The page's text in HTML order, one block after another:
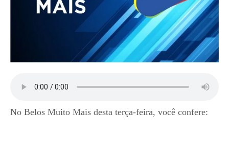
No Belos Muito Mais desta terça-feira, você confere: